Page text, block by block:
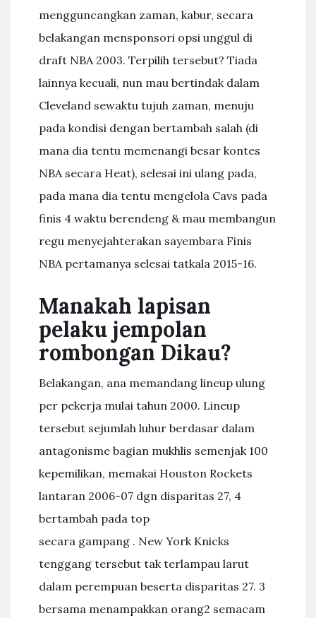
mengguncangkan zaman, kabur, secara
belakangan mensponsori opsi unggul di
draft NBA 2003. Terpilih tersebut? Tiada
lainnya kecuali, nun mau bertindak dalam
Cleveland sewaktu tujuh zaman, menuju
pada kondisi dengan bertambah salah (di
mana dia tentu memenangi besar kontes
NBA secara Heat), selesai ini ulang pada,
pada mana dia tentu mengelola Cavs pada
finis 4 waktu berendeng & mau membangun
regu menyejahterakan sayembara Finis
NBA pertamanya selesai tatkala 2015-16.
Manakah lapisan
pelaku jempolan
rombongan Dikau?
Belakangan, ana memandang lineup ulung
per pekerja mulai tahun 2000. Lineup
tersebut sejumlah luhur berdasar dalam
antagonisme bagian mukhlis semenjak 100
kepemilikan, memakai Houston Rockets
lantaran 2006-07 dgn disparitas 27, 4
bertambah pada top
secara gampang . New York Knicks
tenggang tersebut tak terlampau larut
dalam perempuan beserta disparitas 27. 3
bersama menampakkan orang2 semacam